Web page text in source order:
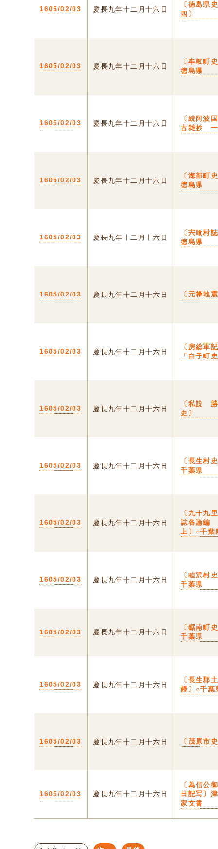
1605/02/03 慶長九年十二月十六日
〔徳島
四〕
1605/02/03 慶長九年十二月十六日
〔牟岐町
徳島県
1605/02/03 慶長九年十二月十六日
〔続阿波
古雑抄
1605/02/03 慶長九年十二月十六日
〔海部町
徳島県
1605/02/03 慶長九年十二月十六日
〔宍喰村
徳島県
1605/02/03 慶長九年十二月十六日 〔元禄地
1605/02/03 慶長九年十二月十六日
〔房総軍
「白子町
1605/02/03 慶長九年十二月十六日
〔私説
史〕
1605/02/03 慶長九年十二月十六日
〔長生村
千葉県
1605/02/03 慶長九年十二月十六日
〔九十九
誌各論編
上〕○千葉
1605/02/03 慶長九年十二月十六日
〔睦沢村
千葉県
1605/02/03 慶長九年十二月十六日
〔鋸南町
千葉県
1605/02/03 慶長九年十二月十六日
〔長生郡
録〕○千葉
1605/02/03 慶長九年十二月十六日 〔茂原市
1605/02/03 慶長九年十二月十六日
〔為信公
日記写〕
家文書